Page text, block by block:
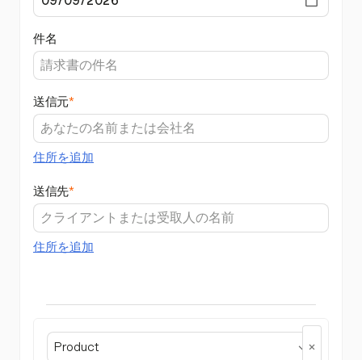
件名
送信元*
住所を追加
送信先*
住所を追加
Product